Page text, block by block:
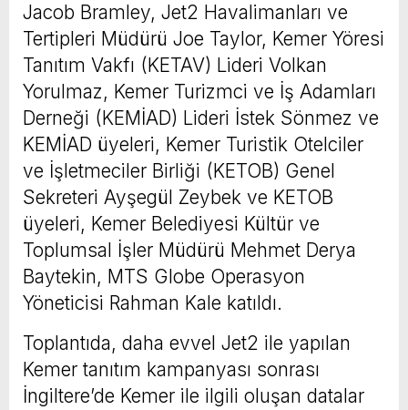
Jacob Bramley, Jet2 Havalimanları ve
Tertipleri Müdürü Joe Taylor, Kemer Yöresi
Tanıtım Vakfı (KETAV) Lideri Volkan
Yorulmaz, Kemer Turizmci ve İş Adamları
Derneği (KEMİAD) Lideri İstek Sönmez ve
KEMİAD üyeleri, Kemer Turistik Otelciler
ve İşletmeciler Birliği (KETOB) Genel
Sekreteri Ayşegül Zeybek ve KETOB
üyeleri, Kemer Belediyesi Kültür ve
Toplumsal İşler Müdürü Mehmet Derya
Baytekin, MTS Globe Operasyon
Yöneticisi Rahman Kale katıldı.
Toplantıda, daha evvel Jet2 ile yapılan
Kemer tanıtım kampanyası sonrası
İngiltere’de Kemer ile ilgili oluşan datalar